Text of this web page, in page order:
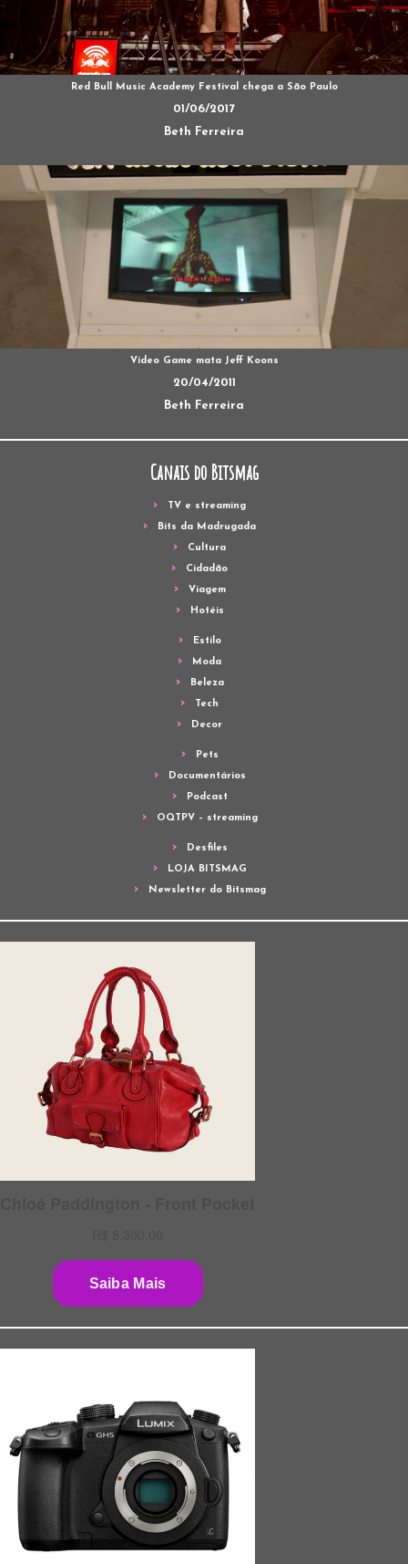
Red Bull Music Academy Festival chega a São Paulo
01/06/2017
Beth Ferreira
Vídeo Game mata Jeff Koons
20/04/2011
Beth Ferreira
Canais do Bitsmag
TV e streaming
Bits da Madrugada
Cultura
Cidadão
Viagem
Hotéis
Estilo
Moda
Beleza
Tech
Decor
Pets
Documentários
Podcast
OQTPV – streaming
Desfiles
LOJA BITSMAG
Newsletter do Bitsmag